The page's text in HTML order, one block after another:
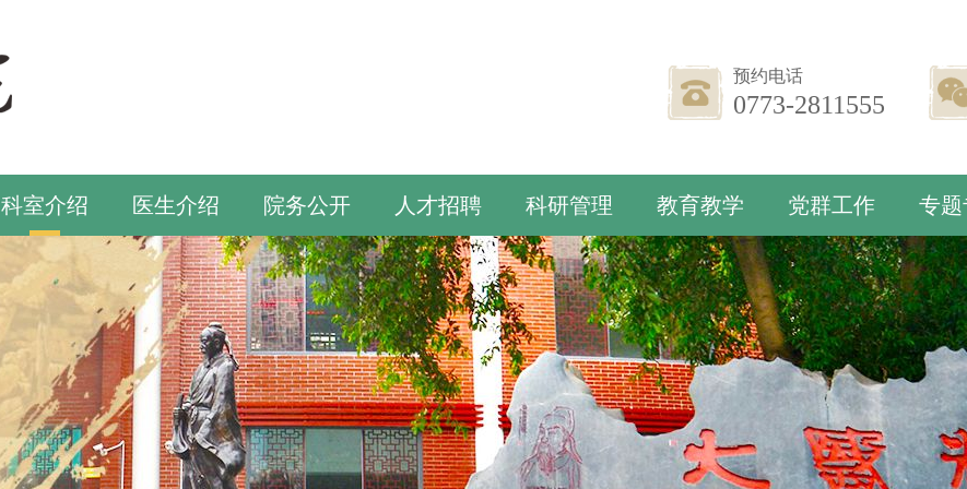
预约电话
0773-2811555
科室介绍 医生介绍 院务公开 人才招聘 科研管理 教育教学 党群工作 专